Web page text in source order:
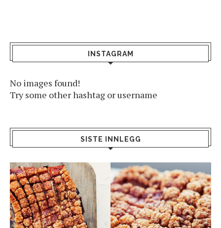
INSTAGRAM
No images found!
Try some other hashtag or username
SISTE INNLEGG